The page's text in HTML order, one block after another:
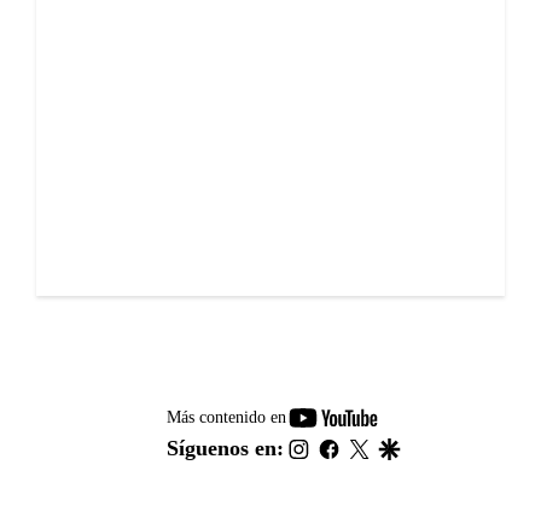
Más contenido en
youtube-
footer
Síguenos en: instagram
facebook
twitter